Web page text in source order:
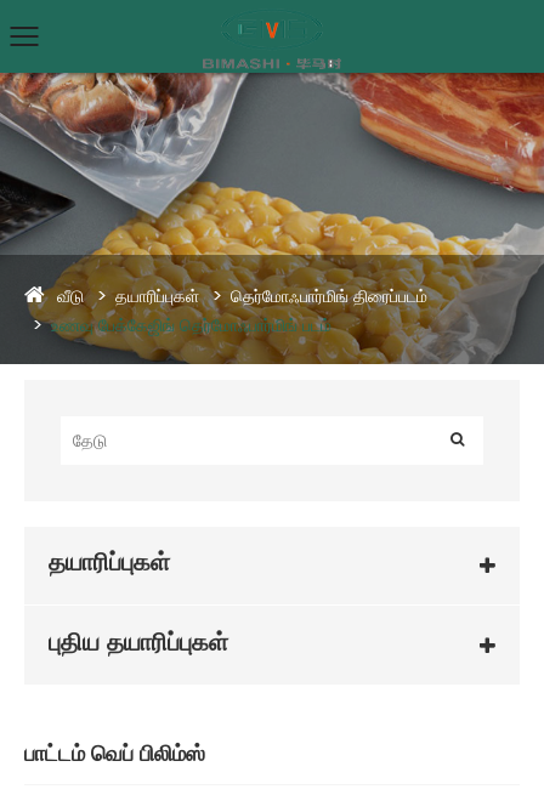
வீடு தயாரிப்புகள்
தெர்மோஃபார்மிங் திரைப்படம்
உணவு பேக்கேஜிங் தெர்மோஃபார்மிங் படம்
தயாரிப்புகள்
புதிய தயாரிப்புகள்
பாட்டம் வெப் பிலிம்ஸ்